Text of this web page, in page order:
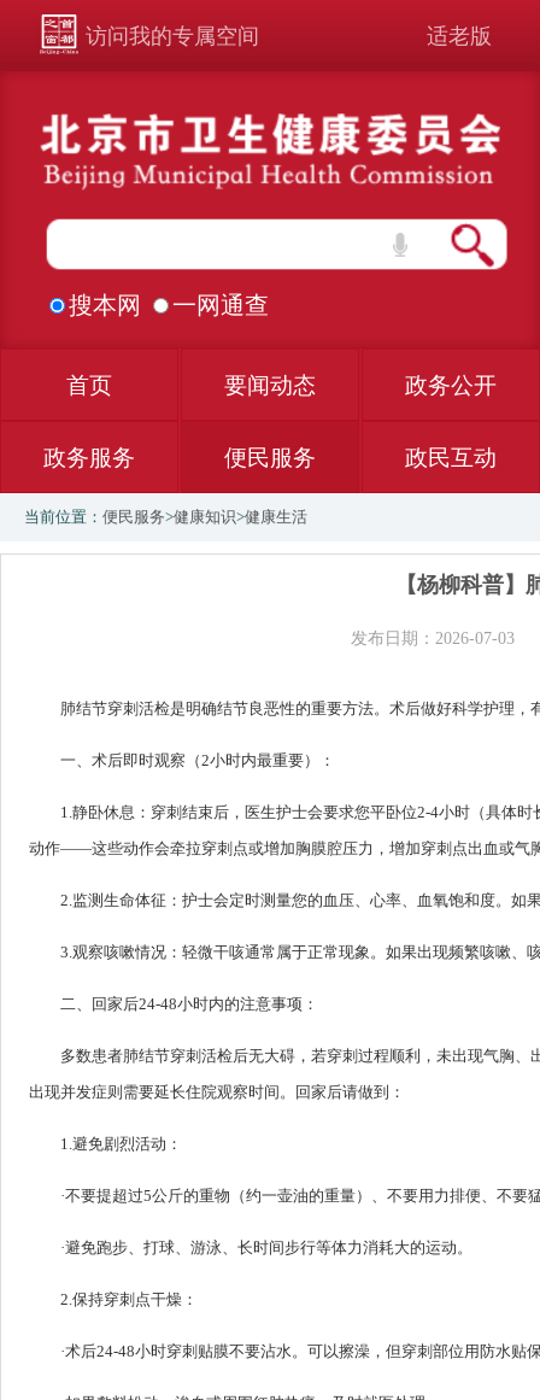
访问我的专属空间 适老版
搜本网 一网通查
首页 要闻动态 政务公开
政务服务 便民服务 政民互动
当前位置： 便民服务>健康知识>健康生活
【杨柳科普
发布日期：2026-07-03
肺结节穿刺活检是明确结节良恶性的重要方法。术后做好科学护理
一、术后即时观察（2小时内最重要）：
1.静卧休息：穿刺结束后，医生护士会要求您平卧位2-4小时（具体
动作——这些动作会牵拉穿刺点或增加胸膜腔压力，增加穿刺点出血或气
2.监测生命体征：护士会定时测量您的血压、心率、血氧饱和度。如
3.观察咳嗽情况：轻微干咳通常属于正常现象。如果出现频繁咳嗽、
二、回家后24-48小时内的注意事项：
多数患者肺结节穿刺活检后无大碍，若穿刺过程顺利，未出现气胸
出现并发症则需要延长住院观察时间。回家后请做到：
1.避免剧烈活动：
·不要提超过5公斤的重物（约一壶油的重量）、不要用力排便、不要
·避免跑步、打球、游泳、长时间步行等体力消耗大的运动。
2.保持穿刺点干燥：
·术后24-48小时穿刺贴膜不要沾水。可以擦澡，但穿刺部位用防水贴